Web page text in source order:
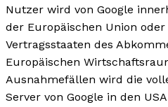
Nutzer wird von Google
der Europäischen Union
Vertragsstaaten des
Europäischen
Ausnahmefällen wird die
Server von Google in den